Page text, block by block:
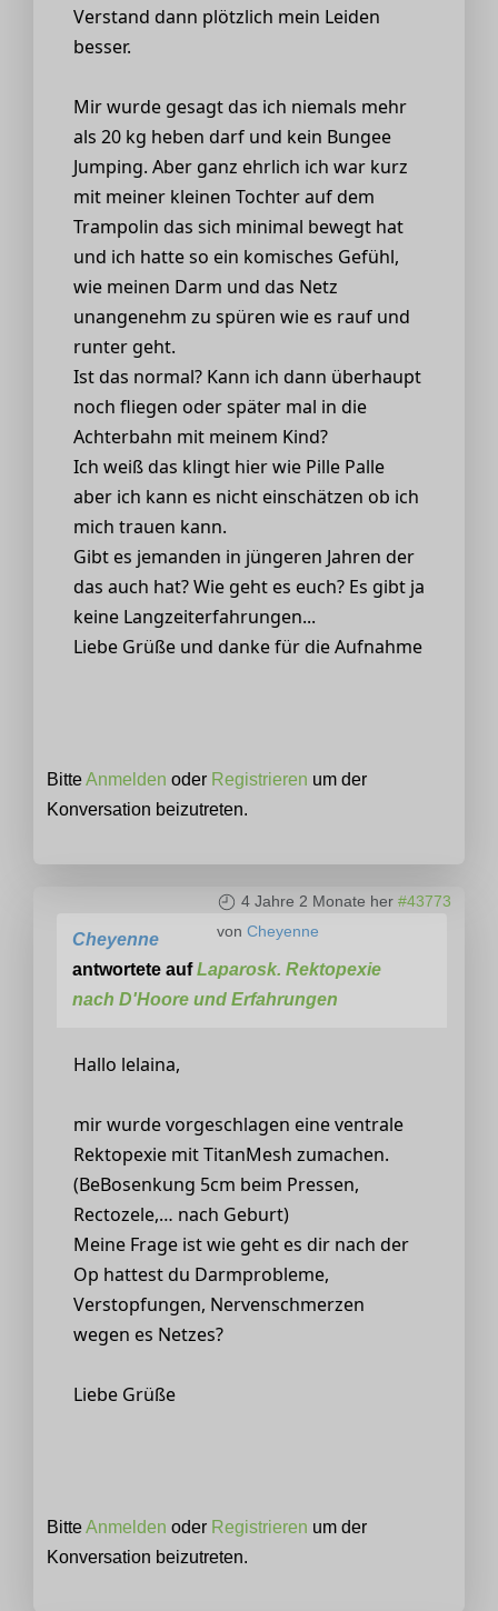
Verstand dann plötzlich mein Leiden
besser.
Mir wurde gesagt das ich niemals mehr
als 20 kg heben darf und kein Bungee
Jumping. Aber ganz ehrlich ich war kurz
mit meiner kleinen Tochter auf dem
Trampolin das sich minimal bewegt hat
und ich hatte so ein komisches Gefühl,
wie meinen Darm und das Netz
unangenehm zu spüren wie es rauf und
runter geht.
Ist das normal? Kann ich dann überhaupt
noch fliegen oder später mal in die
Achterbahn mit meinem Kind?
Ich weiß das klingt hier wie Pille Palle
aber ich kann es nicht einschätzen ob ich
mich trauen kann.
Gibt es jemanden in jüngeren Jahren der
das auch hat? Wie geht es euch? Es gibt ja
keine Langzeiterfahrungen...
Liebe Grüße und danke für die Aufnahme
BitteAnmelden oder Registrieren um der
Konversation beizutreten.
4 Jahre 2 Monate her #43773
von Cheyenne
Cheyenne
antwortete aufLaparosk. Rektopexie
nach D'Hoore und Erfahrungen
Hallo lelaina,
mir wurde vorgeschlagen eine ventrale
Rektopexie mit TitanMesh zumachen.
(BeBosenkung 5cm beim Pressen,
Rectozele,… nach Geburt)
Meine Frage ist wie geht es dir nach der
Op hattest du Darmprobleme,
Verstopfungen, Nervenschmerzen
wegen es Netzes?
Liebe Grüße
BitteAnmelden oder Registrieren um der
Konversation beizutreten.